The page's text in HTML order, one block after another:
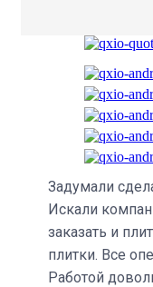
Задумали
Искали
заказать и
плитки. Все
Работой